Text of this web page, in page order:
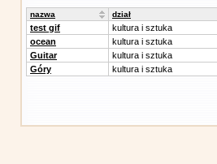
nazwa dział
test gif kultura i sztuka
ocean
kultura i sztuka
Guitar
kultura i sztuka
Góry
kultura i sztuka